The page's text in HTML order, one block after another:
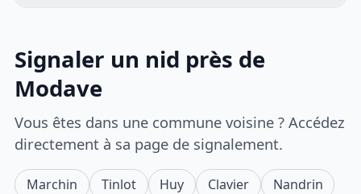
Signaler un nid près de
Modave
Vous êtes dans une commune voisine ? Accédez
directement à sa page de signalement.
Marchin Tinlot Huy Clavier
Nandrin